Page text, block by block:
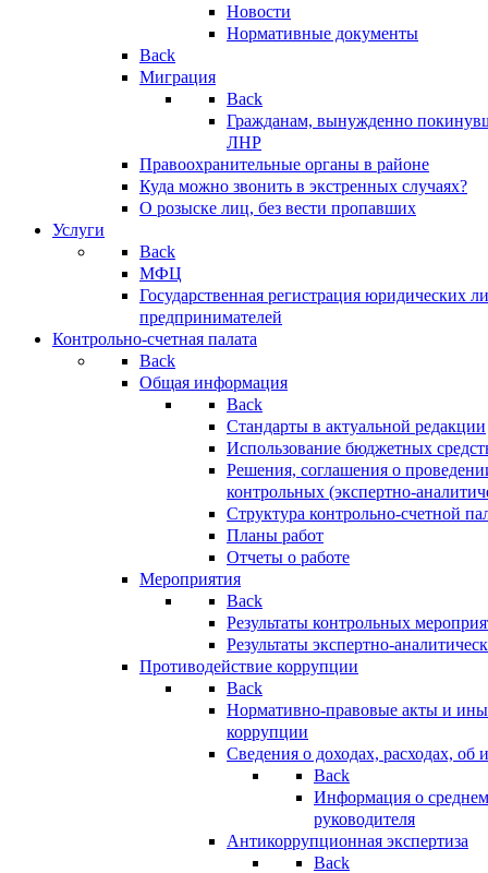
Новости
Нормативные документы
Back
Миграция
Back
Гражданам, вынужденно
ЛНР
Правоохранительные органы в районе
Куда можно звонить в экстренных случаях?
О розыске лиц, без вести пропавших
Услуги
Back
МФЦ
Государственная регистрация юридических
предпринимателей
Контрольно-счетная палата
Back
Общая информация
Back
Стандарты в актуальной редакции
Использование бюджетных
Решения, соглашения о
контрольных (экспертно-
Структура контрольно-счетной
Планы работ
Отчеты о работе
Мероприятия
Back
Результаты контрольных
Результаты экспертно-
Противодействие коррупции
Back
Нормативно-правовые акты и
коррупции
Сведения о доходах, расходах, об
Back
Информация о
руководителя
Антикоррупционная экспертиза
Back